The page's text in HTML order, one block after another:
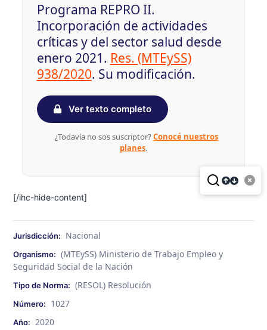
Programa REPRO II.
Incorporación de actividades
críticas y del sector salud desde
enero 2021. Res. (MTEySS)
938/2020. Su modificación.
Ver texto completo
¿Todavía no sos suscriptor?Conocé nuestros
planes.
[/ihc-hide-content]
Jurisdicción: Nacional
Organismo: (MTEySS) Ministerio de Trabajo Empleo y
Seguridad Social de la Nación
Tipo de Norma: (RESOL) Resolución
Número: 1027
Año: 2020